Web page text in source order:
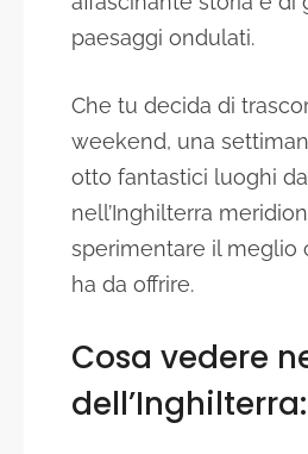
paesaggi ondulati.
Che tu decida di
weekend, una
otto fantastici luoghi
nell’Inghilterra
sperimentare il meglio
ha da offrire.
Cosa vedere